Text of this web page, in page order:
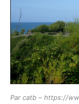
Par catb – https://